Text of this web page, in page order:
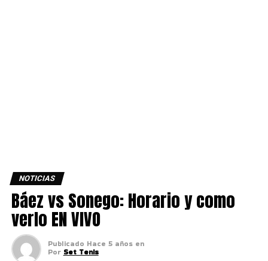
NOTICIAS
Báez vs Sonego: Horario y como
verlo EN VIVO
Publicado Hace 5 años en
Por Set Tenis